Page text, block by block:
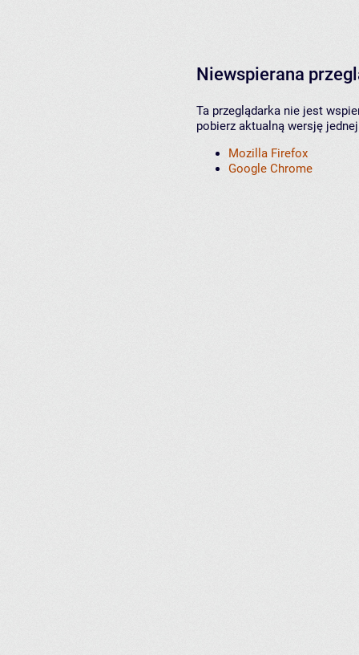
Niewspierana
Ta przeglądarka nie jest
pobierz aktualną wersję
Mozilla Firefox
Google Chrome